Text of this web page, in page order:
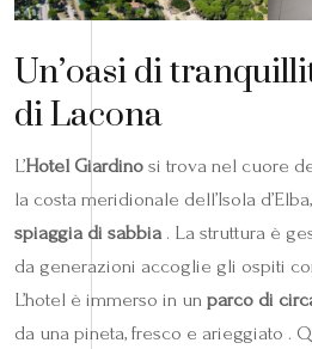
Un’oasi di
di Lacona
L’Hotel Giardino si trova nel cuore
la costa meridionale dell’Isola
spiaggia di sabbia. La struttura è
da generazioni accoglie gli ospiti
L’hotel è immerso in un parco di
da una pineta, fresco e arieggiato .